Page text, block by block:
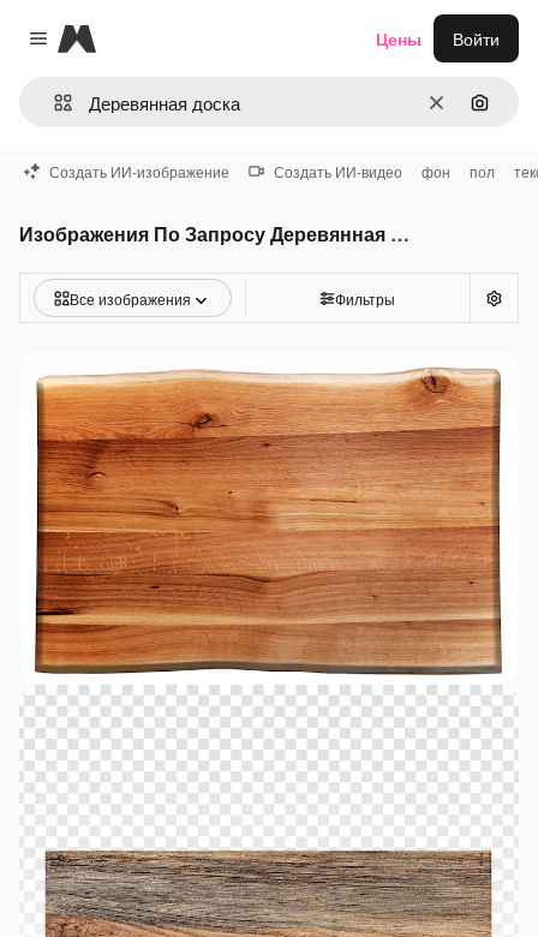
Close menu
Magnific
ОчиститьПоиск
Цены Войти
Создать ИИ-изображение Создать ИИ-видео фон пол
Изображения По Запросу Деревянная доска
Все изображения Фильтры